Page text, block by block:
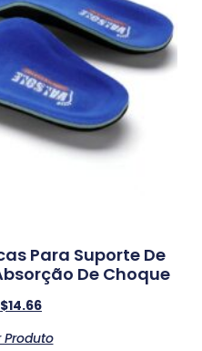
Para Suporte De
De Choque
$14.66